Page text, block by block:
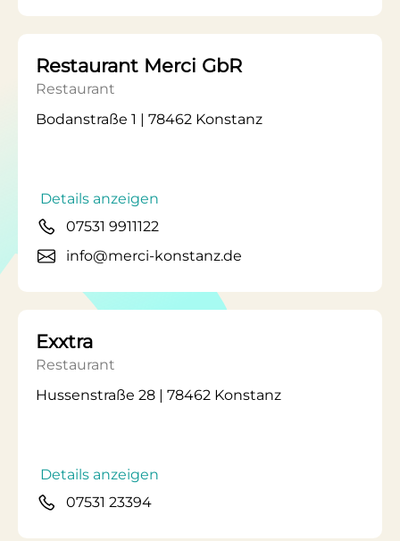
Restaurant Merci GbR
Restaurant
Bodanstraße 1 | 78462 Konstanz
Details anzeigen
07531 9911122
info@merci-konstanz.de
Exxtra
Restaurant
Hussenstraße 28 | 78462 Konstanz
Details anzeigen
07531 23394